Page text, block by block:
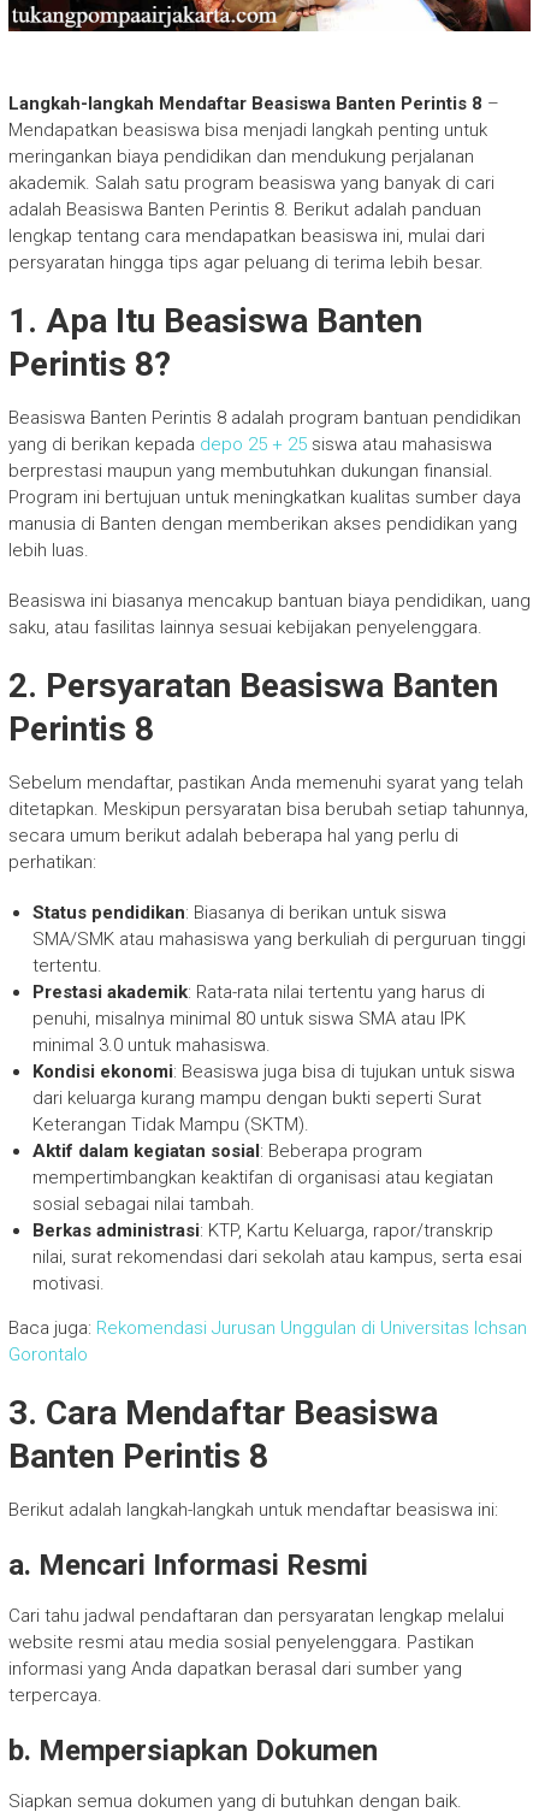
Langkah-langkah Mendaftar Beasiswa Banten Perintis 8 –
Mendapatkan beasiswa bisa menjadi langkah penting untuk
meringankan biaya pendidikan dan mendukung perjalanan
akademik. Salah satu program beasiswa yang banyak di cari
adalah Beasiswa Banten Perintis 8. Berikut adalah panduan
lengkap tentang cara mendapatkan beasiswa ini, mulai dari
persyaratan hingga tips agar peluang di terima lebih besar.
1. Apa Itu Beasiswa Banten
Perintis 8?
Beasiswa Banten Perintis 8 adalah program bantuan pendidikan
yang di berikan kepada depo 25 + 25siswa atau mahasiswa
berprestasi maupun yang membutuhkan dukungan finansial.
Program ini bertujuan untuk meningkatkan kualitas sumber daya
manusia di Banten dengan memberikan akses pendidikan yang
lebih luas.
Beasiswa ini biasanya mencakup bantuan biaya pendidikan, uang
saku, atau fasilitas lainnya sesuai kebijakan penyelenggara.
2. Persyaratan Beasiswa Banten
Perintis 8
Sebelum mendaftar, pastikan Anda memenuhi syarat yang telah
ditetapkan. Meskipun persyaratan bisa berubah setiap tahunnya,
secara umum berikut adalah beberapa hal yang perlu di
perhatikan:
Status pendidikan: Biasanya di berikan untuk siswa
SMA/SMK atau mahasiswa yang berkuliah di perguruan tinggi
tertentu.
Prestasi akademik: Rata-rata nilai tertentu yang harus di
penuhi, misalnya minimal 80 untuk siswa SMA atau IPK
minimal 3.0 untuk mahasiswa.
Kondisi ekonomi: Beasiswa juga bisa di tujukan untuk siswa
dari keluarga kurang mampu dengan bukti seperti Surat
Keterangan Tidak Mampu (SKTM).
Aktif dalam kegiatan sosial : Beberapa program
mempertimbangkan keaktifan di organisasi atau kegiatan
sosial sebagai nilai tambah.
Berkas administrasi: KTP, Kartu Keluarga, rapor/transkrip
nilai, surat rekomendasi dari sekolah atau kampus, serta esai
motivasi.
Baca juga: Rekomendasi Jurusan Unggulan di Universitas Ichsan
Gorontalo
3. Cara Mendaftar Beasiswa
Banten Perintis 8
Berikut adalah langkah-langkah untuk mendaftar beasiswa ini:
a. Mencari Informasi Resmi
Cari tahu jadwal pendaftaran dan persyaratan lengkap melalui
website resmi atau media sosial penyelenggara. Pastikan
informasi yang Anda dapatkan berasal dari sumber yang
terpercaya.
b. Mempersiapkan Dokumen
Siapkan semua dokumen yang di butuhkan dengan baik.